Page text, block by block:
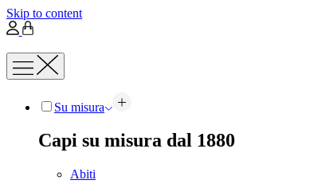
Skip to content
Su misura
Capi su misura dal 1880
Abiti